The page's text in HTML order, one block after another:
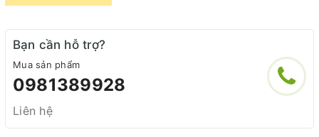
Bạn cần hỗ trợ?
Mua sản phẩm
0981389928
Liên hệ